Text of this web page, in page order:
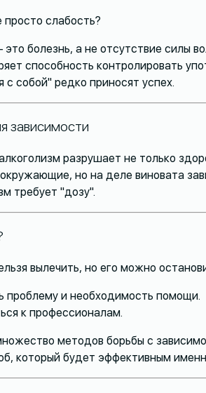
просто слабость?
болезнь, а не отсутствие силы
способность контролировать
с собой" редко приносят успех.
зависимости
разрушает не только
но на деле виновата
требует "дозу".
вылечить, но его можно
проблему и необходимость помощи.
к профессионалам.
методов борьбы с
который будет эффективным